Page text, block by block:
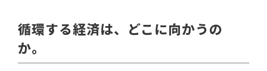
循環する経済は、どこに向かうの
か。